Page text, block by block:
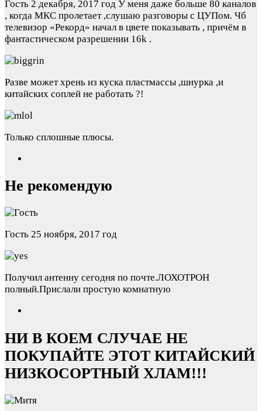
Гость 2 декабря, 2017 год У меня даже больше 80 каналов
, когда МКС пролетает ,слушаю разговоры с ЦУПом. Чб
телевизор «Рекорд» начал в цвете показывать , причём в
фантастическом разрешении 16k .
Разве может хрень из куска пластмассы ,шнурка ,и
китайских соплей не работать ?!
Только сплошные плюсы.
Не рекомендую
Гость 25 ноября, 2017 год
Получил антенну сегодня по почте.ЛОХОТРОН
полный.Прислали простую комнатную
НИ В КОЕМ СЛУЧАЕ НЕ
ПОКУПАЙТЕ ЭТОТ КИТАЙСКИЙ
НИЗКОСОРТНЫЙ ХЛАМ!!!